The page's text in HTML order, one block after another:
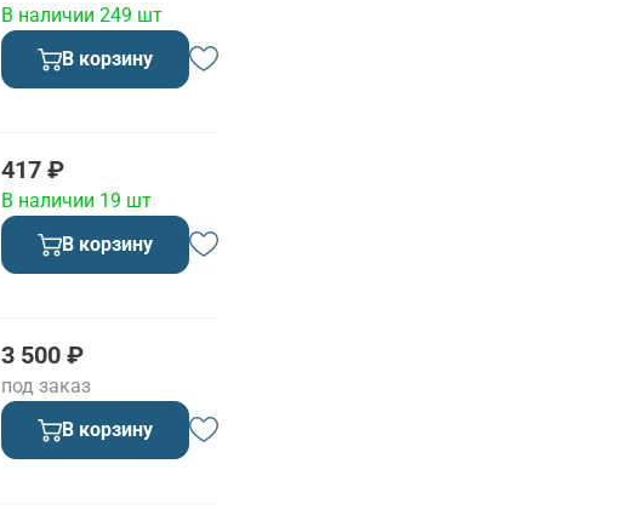
В наличии 249 шт
В корзину
417 ₽
В наличии 19 шт
В корзину
3 500 ₽
под заказ
В корзину